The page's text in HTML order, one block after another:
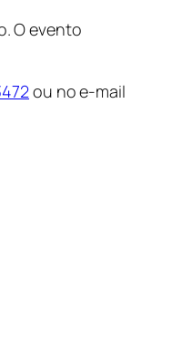
O evento
ou no e-mail